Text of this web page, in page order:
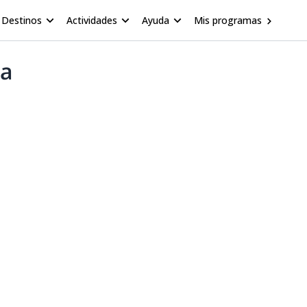
Destinos Actividades Ayuda Mis programas